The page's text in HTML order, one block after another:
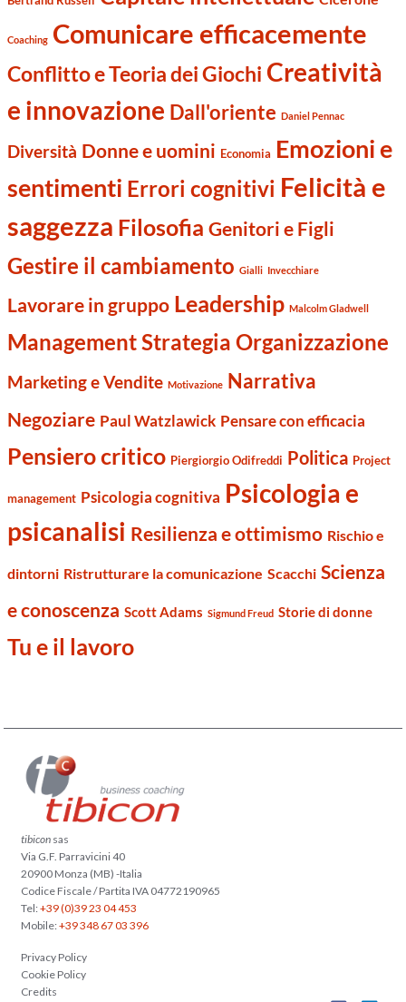
Coaching Comunicare efficacemente
Conflitto e Teoria dei Giochi Creatività
e innovazione Dall'oriente Daniel Pennac
Diversità Donne e uomini Economia Emozioni e
sentimenti Errori cognitivi Felicità e
saggezza Filosofia Genitori e Figli
Gestire il cambiamento Gialli Invecchiare
Lavorare in gruppo Leadership Malcolm Gladwell
Management Strategia Organizzazione
Marketing e Vendite Motivazione Narrativa
Negoziare Paul Watzlawick Pensare con efficacia
Pensiero critico Piergiorgio Odifreddi Politica Project
management Psicologia cognitiva Psicologia e
psicanalisi Resilienza e ottimismo Rischio e
dintorni Ristrutturare la comunicazione Scacchi Scienza
e conoscenza Scott Adams Sigmund Freud Storie di donne
Tu e il lavoro
tibicon sas
Via G.F. Parravicini 40
20900 Monza (MB) -Italia
Codice Fiscale / Partita IVA 04772190965
Tel:+39 (0)39 23 04 453
Mobile:+39 348 67 03 396
Privacy Policy
Cookie Policy
Credits